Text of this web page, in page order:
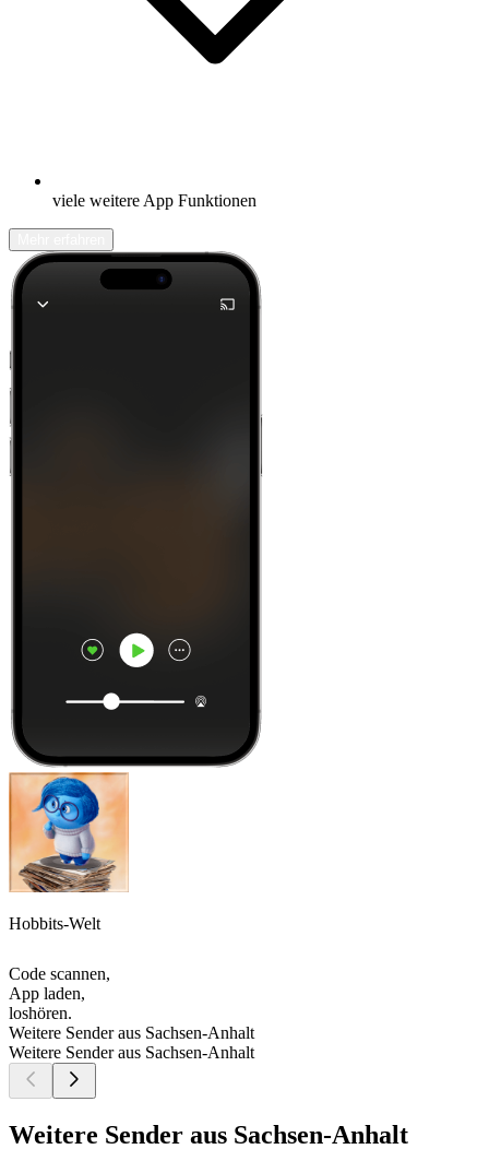
viele weitere App Funktionen
Hobbits-Welt
Code scannen,
App laden,
loshören.
Weitere Sender aus Sachsen-Anhalt
Weitere Sender aus Sachsen-Anhalt
Weitere Sender aus Sachsen-Anhalt